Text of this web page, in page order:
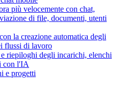
più velocemente con chat,
di file, documenti, utenti
la creazione automatica degli
flussi di lavoro
riepiloghi degli incarichi, elenchi
con l'IA
e progetti